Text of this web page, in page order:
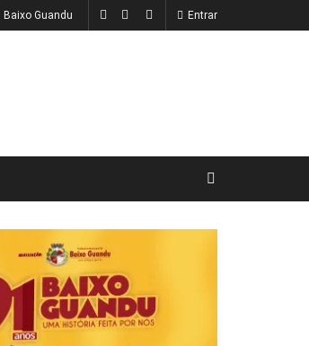
Baixo Guandu Entrar